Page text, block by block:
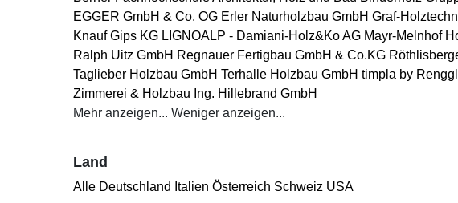
EGGER GmbH & Co. OG Erler Naturholzbau GmbH Graf-
Knauf Gips KG LIGNOALP - Damiani-Holz&Ko AG Mayr-Melnhof
Ralph Uitz GmbH Regnauer Fertigbau GmbH & Co.KG
Taglieber Holzbau GmbH Terhalle Holzbau GmbH timpla by
Zimmerei & Holzbau Ing. Hillebrand GmbH
Mehr anzeigen... Weniger anzeigen...
Land
Alle Deutschland Italien Österreich Schweiz USA